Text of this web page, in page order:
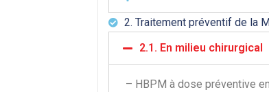
2. Traitement préventif de la
2.1. En milieu chirurgical
– HBPM à dose préventive